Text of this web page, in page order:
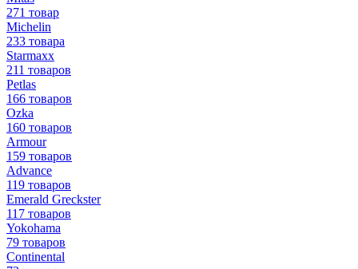
271 товар
Michelin
233 товара
Starmaxx
211 товаров
Petlas
166 товаров
Ozka
160 товаров
Armour
159 товаров
Advance
119 товаров
Emerald Greckster
117 товаров
Yokohama
79 товаров
Continental